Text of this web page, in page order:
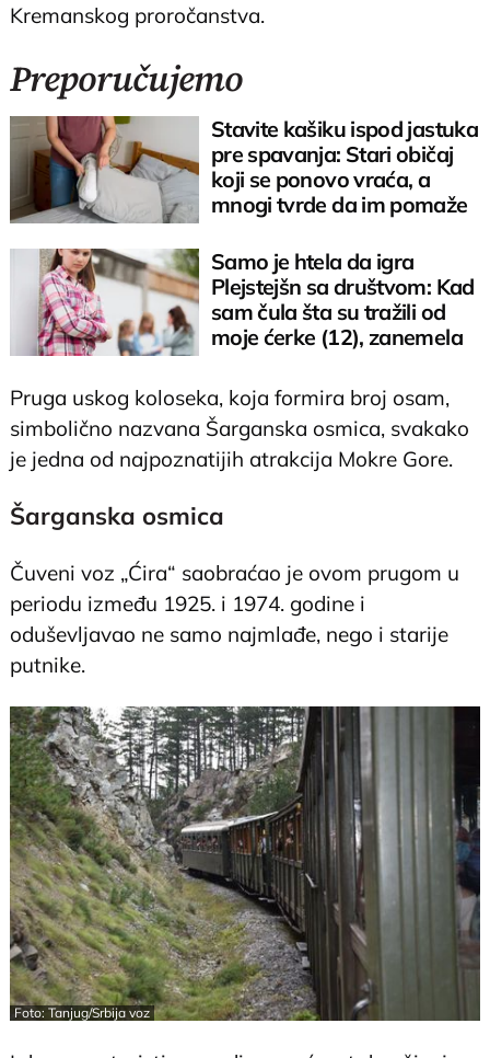
Kremanskog proročanstva.
Preporučujemo
Stavite kašiku ispod jastuka
pre spavanja: Stari običaj
koji se ponovo vraća, a
mnogi tvrde da im pomaže
Samo je htela da igra
Plejstejšn sa društvom: Kad
sam čula šta su tražili od
moje ćerke (12), zanemela
Pruga uskog koloseka, koja formira broj osam,
simbolično nazvana Šarganska osmica, svakako
je jedna od najpoznatijih atrakcija Mokre Gore.
Šarganska osmica
Čuveni voz „Ćira“ saobraćao je ovom prugom u
periodu između 1925. i 1974. godine i
oduševljavao ne samo najmlađe, nego i starije
putnike.
Foto: Tanjug/Srbija voz